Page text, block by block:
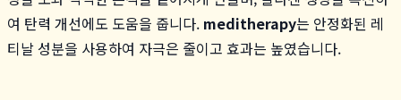
여 탄력 개선에도 도움을 줍니다. meditherapy는 안정화된 레
티날 성분을 사용하여 자극은 줄이고 효과는 높였습니다.